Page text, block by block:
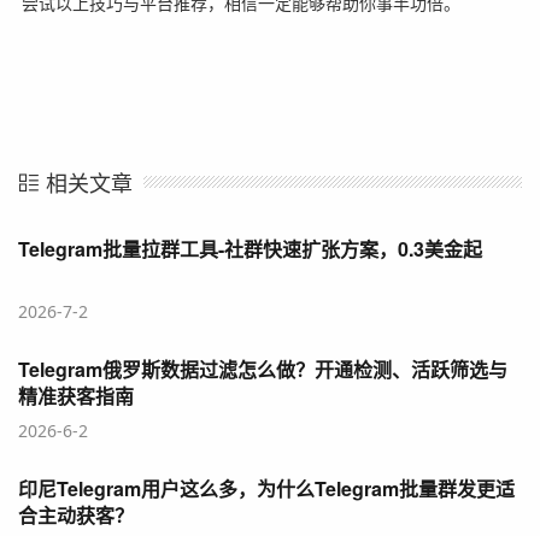
相关文章
Telegram批量拉群工具-社群快速扩张方案，0.3美金起
2026-7-2
Telegram俄罗斯数据过滤怎么做？开通检测、活跃筛选与
精准获客指南
2026-6-2
印尼Telegram用户这么多，为什么Telegram批量群发更适
合主动获客？